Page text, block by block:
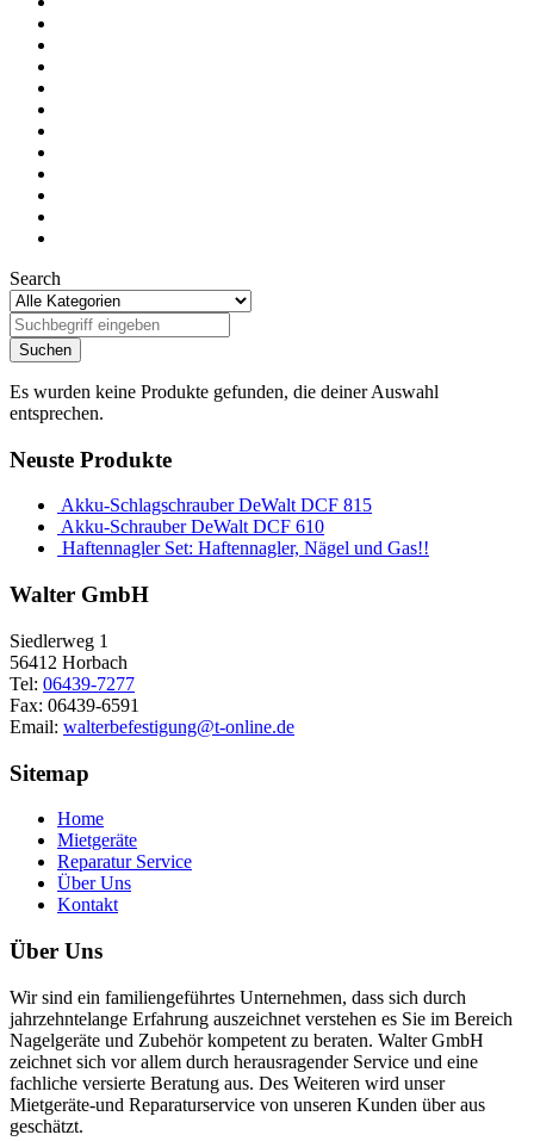
Search
Es wurden keine Produkte gefunden, die deiner Auswahl
entsprechen.
Neuste Produkte
Akku-Schlagschrauber DeWalt DCF 815
Akku-Schrauber DeWalt DCF 610
Haftennagler Set: Haftennagler, Nägel und Gas!!
Walter GmbH
Siedlerweg 1
56412 Horbach
Tel: 06439-7277
Fax: 06439-6591
Email: walterbefestigung@t-online.de
Sitemap
Home
Mietgeräte
Reparatur Service
Über Uns
Kontakt
Über Uns
Wir sind ein familiengeführtes Unternehmen, dass sich durch
jahrzehntelange Erfahrung auszeichnet verstehen es Sie im Bereich
Nagelgeräte und Zubehör kompetent zu beraten. Walter GmbH
zeichnet sich vor allem durch herausragender Service und eine
fachliche versierte Beratung aus. Des Weiteren wird unser
Mietgeräte-und Reparaturservice von unseren Kunden über aus
geschätzt.